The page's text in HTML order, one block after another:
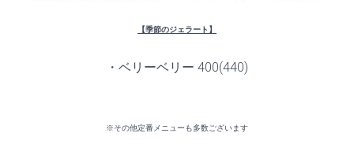
【季節のジェラート】
・ベリーベリー 400(440)
※その他定番メニューも多数ございます